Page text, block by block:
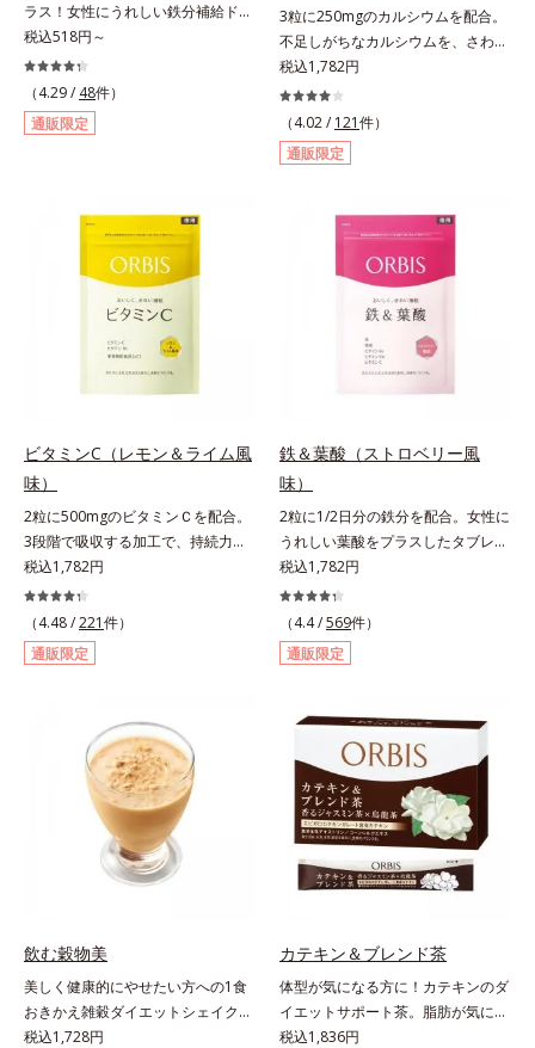
ポートする「カルシウム＆ビタミン
D」の全６種類。体の中からキレイ
の土台を整え、美しさの次の一歩を
引き出します。水なしでOK、持ち
歩きやすいパウチタイプなので、い
つでもどこでも手軽にカリッとチャ
ージ。フルーツ風味だから、おやつ
ラス！女性にうれしい鉄分補給ドリ
ンク。1本に、ほうれん草約2.1束分
(*)の鉄分と、葉酸とガラクトオリゴ
糖を配合した、飲みやすい鉄分補給
ドリンクです。女性特有の周期をラ
クにサポートする3つの成分を凝縮
に必要な鉄分の不足分を効率よく1
本で補給できます。赤ブドウと白ブ
ドウの果汁をすっきり飲みやすくブ
レンド。フレッシュな味なので、ゴ
クゴク飲めるおいしさです。* 「五
訂増補日本食品標準成分表2020」
より、ほうれん草（ゆで）1束210g
税込518円～
（4.29 / 48件）
通販限定
3粒に250mgのカルシウムを配合。
不足しがちなカルシウムを、さわや
かな甘さのマスカット風味で。3粒
にお魚約4.5尾分（*1）のカルシウ
ムを配合したタブレット。どんどん
不足していくカルシウムを、手軽に
おいしくチャージできる、さわやか
「五訂増補日本食品標準成分表
2010」より、さんま（生）1尾
175gとして可食部換算した場合。
税込1,782円
（4.02 / 121件）
通販限定
ビタミンC（レモン＆ライム風
味）
2粒に500mgのビタミンＣを配合。
3段階で吸収する加工で、持続力が
ぐんとアップ。ビタミンC（レモン
＆ライム風味）は、栄養機能食品で
すビタミンCは、皮膚や粘膜の健康
維持を助けるとともに、抗酸化作用
を持つ栄養素です。2粒にレモン約
ました。3段階でゆっくり吸収する
加工で、持続力を高めています。程
よい酸味で食べやすい、レモン＆ラ
イム風味です。*1 : 社団法人全国清
涼飲料工業会の取り決めに基づきレ
モン果実1個（120g）当り20mgと
して可食部換算した場合。
税込1,782円
（4.48 /221件）
通販限定
鉄＆葉酸（ストロベリー風
味）
2粒に1/2日分の鉄分を配合。女性に
うれしい葉酸をプラスしたタブレッ
トタイプ。2粒にプルーン約50個分
（*1）もの鉄分を配合し、さらに女
性周期をサポートする葉酸をプラス
しました。甘酸っぱくて続けやす
い、ストロベリー風味です。*1 :
2010」より、プルーン（乾）1個
（10.6g）として可食部換算した場
合。
税込1,782円
（4.4 /569件）
通販限定
飲む穀物美
美しく健康的にやせたい方への1食
おきかえ雑穀ダイエットシェイク。
豆乳や牛乳などと粉を混ぜるだけで
税込1,728円
カテキン＆ブレンド茶
体型が気になる方に！カテキンのダ
イエットサポート茶。脂肪が気にな
る食事と一緒にカテキンを。さら
税込1,836円